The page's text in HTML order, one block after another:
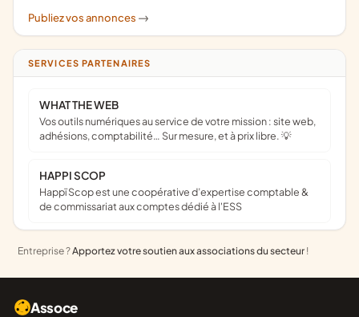
Publiez vos annonces ->
SERVICES PARTENAIRES
WHAT THE WEB
Vos outils numériques au service de votre mission : site web,
adhésions, comptabilité… Sur mesure, et à prix libre. 💡
HAPPI SCOP
Happï Scop est une coopérative d’expertise comptable &
de commissariat aux comptes dédié à l'ESS
Entreprise ?Apportez votre soutien aux associations du secteur !
Assoce